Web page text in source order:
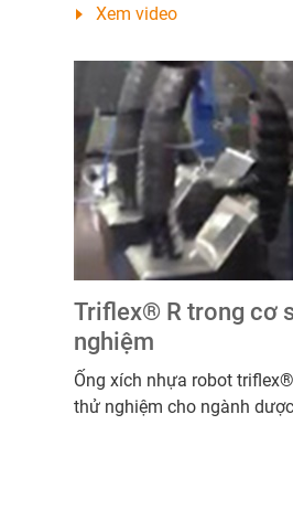
Xem video
Triflex® R trong cơ
nghiệm
Ống xích nhựa robot
thử nghiệm cho ngành